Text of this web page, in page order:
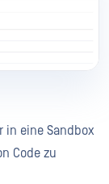
in eine Sandbox
Code zu